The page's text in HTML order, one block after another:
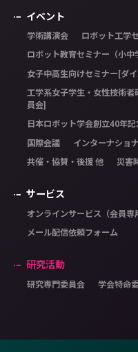
イベント
学術講演会 ロボット工学
ロボット教育セミナー（小中
女子中高生向けセミナー[ダ
工学系女子学生・女性技術
員会]
日本ロボット学会創立40年記
国際会議 インターナショ
共催・協賛・後援 他 災害
サービス
オンラインサービス（会員専
メール配信依頼フォーム
研究活動
研究専門委員会 学会特命